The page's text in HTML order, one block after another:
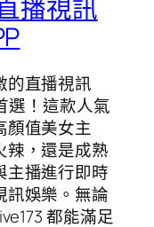
播視訊
的直播視訊
選！這款人氣
顏值美女主
辣，還是成熟
主播進行即時
訊娛樂。無論
都能滿足